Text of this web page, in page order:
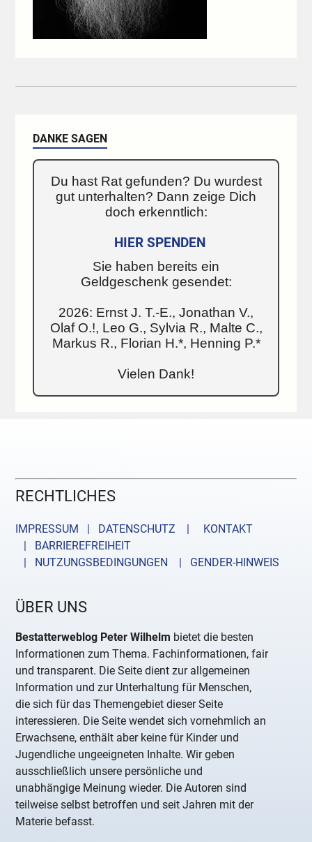
DANKE SAGEN
Du hast Rat gefunden? Du wurdest
gut unterhalten? Dann zeige Dich
doch erkenntlich:
HIER SPENDEN
Sie haben bereits ein
Geldgeschenk gesendet:
2026: Ernst J. T.-E., Jonathan V.,
Olaf O.!, Leo G., Sylvia R., Malte C.,
Markus R., Florian H.*, Henning P.*
Vielen Dank!
RECHTLICHES
IMPRESSUM | DATENSCHUTZ |
KONTAKT
| BARRIEREFREIHEIT
| NUTZUNGSBEDINGUNGEN
| GENDER-HINWEIS
ÜBER UNS
Bestatterweblog Peter Wilhelm bietet die besten
Informationen zum Thema. Fachinformationen, fair
und transparent. Die Seite dient zur allgemeinen
Information und zur Unterhaltung für Menschen,
die sich für das Themengebiet dieser Seite
interessieren. Die Seite wendet sich vornehmlich an
Erwachsene, enthält aber keine für Kinder und
Jugendliche ungeeigneten Inhalte. Wir geben
ausschließlich unsere persönliche und
unabhängige Meinung wieder. Die Autoren sind
teilweise selbst betroffen und seit Jahren mit der
Materie befasst.